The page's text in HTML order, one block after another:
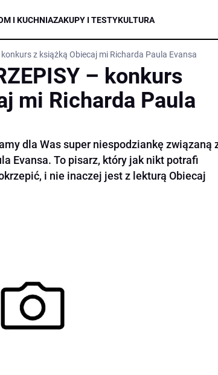
I KUCHNIAZAKUPY I TESTYKULTURA
konkurs z książką Obiecaj mi Richarda Paula Evansa
– konkurs
mi Richarda Paula
dla Was super niespodziankę związaną
Evansa. To pisarz, który jak nikt potrafi
i nie inaczej jest z lekturą Obiecaj